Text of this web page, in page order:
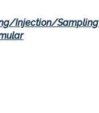
Injection/Sampling